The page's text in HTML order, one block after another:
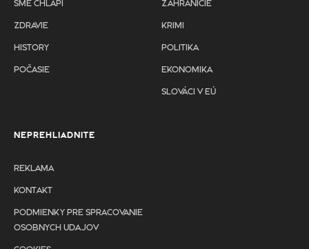
SME CHLAPI
ZDRAVIE
HISTORY
POČASIE
ZAHRANIČIE
KRIMI
POLITIKA
EKONOMIKA
SLOVÁCI V EÚ
NEPREHLIADNITE
REKLAMA
KONTAKT
PODMIENKY PRE SPRACOVANIE
OSOBNYCH UDAJOV